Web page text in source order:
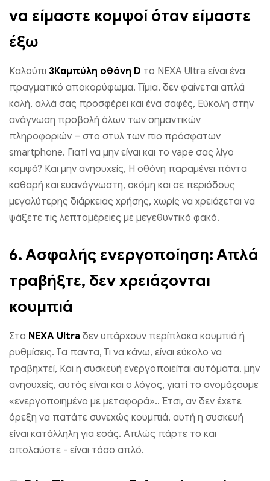
να είμαστε κομψοί όταν είμαστε
έξω
Καλούπι 3Καμπύλη οθόνη D το NEXA Ultra είναι ένα
πραγματικό αποκορύφωμα. Τίμια, δεν φαίνεται απλά
καλή, αλλά σας προσφέρει και ένα σαφές, Εύκολη στην
ανάγνωση προβολή όλων των σημαντικών
πληροφοριών – στο στυλ των πιο πρόσφατων
smartphone. Γιατί να μην είναι και το vape σας λίγο
κομψό? Και μην ανησυχείς, Η οθόνη παραμένει πάντα
καθαρή και ευανάγνωστη, ακόμη και σε περιόδους
μεγαλύτερης διάρκειας χρήσης, χωρίς να χρειάζεται να
ψάξετε τις λεπτομέρειες με μεγεθυντικό φακό.
6.Ασφαλής ενεργοποίηση: Απλά
τραβήξτε, δεν χρειάζονται
κουμπιά
Στο NEXA Ultra δεν υπάρχουν περίπλοκα κουμπιά ή
ρυθμίσεις. Τα παντα, Τι να κάνω, είναι εύκολο να
τραβηχτεί, Και η συσκευή ενεργοποιείται αυτόματα. μην
ανησυχείς, αυτός είναι και ο λόγος, γιατί το ονομάζουμε
«ενεργοποιημένο με μεταφορά».. Έτσι, αν δεν έχετε
όρεξη να πατάτε συνεχώς κουμπιά, αυτή η συσκευή
είναι κατάλληλη για εσάς. Απλώς πάρτε το και
απολαύστε - είναι τόσο απλό.